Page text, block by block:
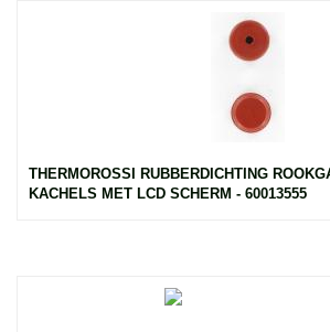
THERMOROSSI RUBBERDICHTING
KACHELS MET LCD SCHERM - 60013555